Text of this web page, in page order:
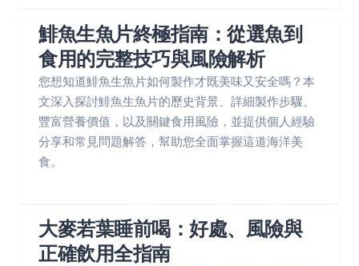
鯡魚生魚片終極指南：從選魚到
食用的完整技巧與風險解析
您想知道鯡魚生魚片如何製作才既美味又安全嗎？本
文深入探討鯡魚生魚片的歷史背景、詳細製作步驟、
豐富營養價值，以及關鍵食用風險，並提供個人經驗
分享和常見問題解答，幫助您全面掌握這道海洋美
食。
大麥若葉睡前喝：好處、風險與
正確飲用全指南